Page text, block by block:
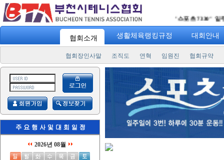
스포츠 7330" 일주일에 3
협회소개 생활체육랭킹규정 대회안내
협회장인사말 조직도 연혁 임원진 협회규약
2026년 08월